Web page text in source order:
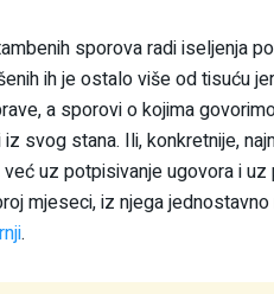
sporova radi iseljenja
ih je ostalo više od tisuću
a sporovi o kojima
svog stana. Ili, konkretnije,
uz potpisivanje ugovora i
mjeseci, iz njega
.